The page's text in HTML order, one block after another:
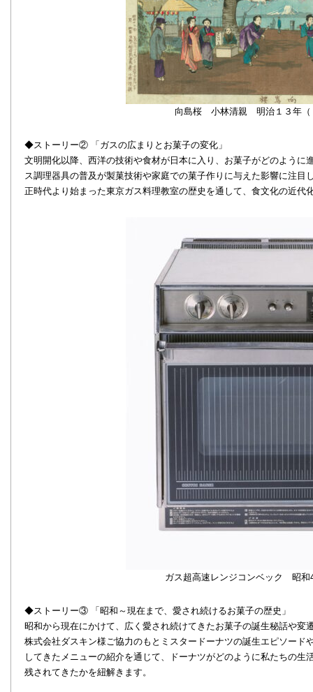
向島桜 小林清親 明治１３年（
◆ストーリー② 「ガスの広まりとお菓子の変化」
文明開化以降、西洋の技術や食材が日本に入り、お菓子がどのように
ス調理器具の普及が製菓技術や家庭での菓子作りに与えた影響に注目
正時代より始まった東京ガス料理教室の歴史を通して、食文化の近代
ガス超高速レンジコンベック 昭和
◆ストーリー③ 「昭和～現在まで、愛され続けるお菓子の歴史」
昭和から現在にかけて、広く愛され続けてきたお菓子の誕生秘話や変
株式会社ダスキン様ご協力のもとミスタードーナツの誕生エピソード
してきたメニューの紹介を通じて、ドーナツがどのように私たちの生
残されてきたかを紐解きます。